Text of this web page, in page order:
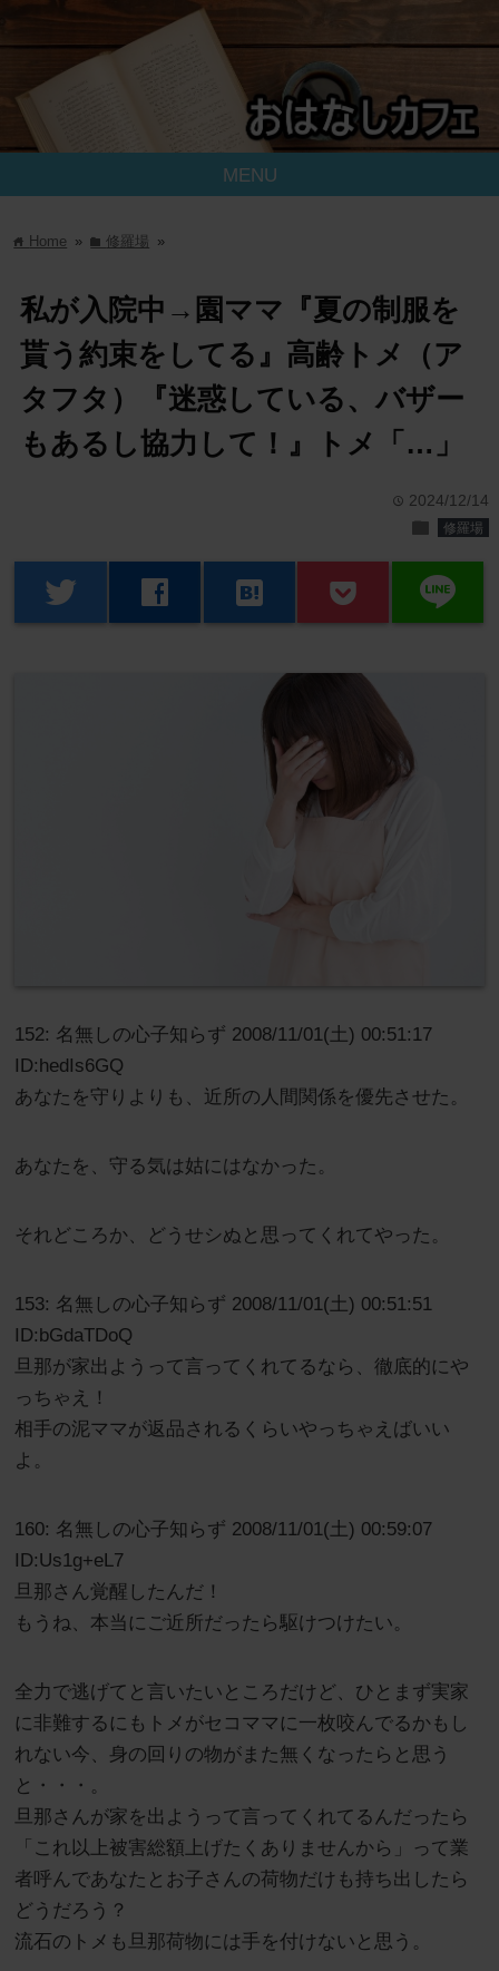
MENU
home Home » folder修羅場 »
私が入院中→園ママ『夏の制服を
貰う約束をしてる』高齢トメ（ア
タフタ）『迷惑している、バザー
もあるし協力して！』トメ「…」
time 2024/12/14
folder 修羅場
twitter facebook hatenabookmark line
152: 名無しの心子知らず 2008/11/01(土) 00:51:17
ID:hedIs6GQ
あなたを守りよりも、近所の人間関係を優先させた。
あなたを、守る気は姑にはなかった。
それどころか、どうせシぬと思ってくれてやった。
153: 名無しの心子知らず 2008/11/01(土) 00:51:51
ID:bGdaTDoQ
旦那が家出ようって言ってくれてるなら、徹底的にや
っちゃえ！
相手の泥ママが返品されるくらいやっちゃえばいい
よ。
160: 名無しの心子知らず 2008/11/01(土) 00:59:07
ID:Us1g+eL7
旦那さん覚醒したんだ！
もうね、本当にご近所だったら駆けつけたい。
全力で逃げてと言いたいところだけど、ひとまず実家
に非難するにもトメがセコママに一枚咬んでるかもし
れない今、身の回りの物がまた無くなったらと思う
と・・・。
旦那さんが家を出ようって言ってくれてるんだったら
「これ以上被害総額上げたくありませんから」って業
者呼んであなたとお子さんの荷物だけも持ち出したら
どうだろう？
流石のトメも旦那荷物には手を付けないと思う。